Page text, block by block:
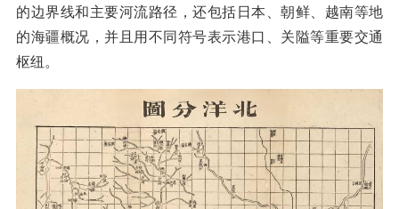
的边界线和主要河流路径，还包括日本、朝鲜、越南等地
的海疆概况，并且用不同符号表示港口、关隘等重要交通
枢纽。